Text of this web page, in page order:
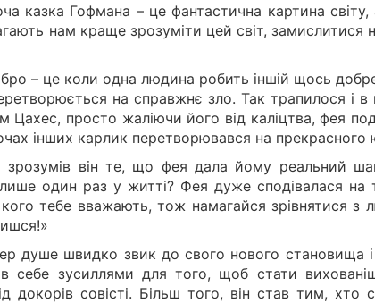
казка Гофмана – це фантастична картина
нам краще зрозуміти цей світ,
– це коли одна людина робить іншій щось
на справжнє зло. Так трапилося і в
Цахес, просто жаліючи його від каліцтва, фея
інших карлик перетворювався на прекрасного
він те, що фея дала йому реальний
один раз у житті? Фея дуже сподівалася
кого тебе вважають, тож намагайся зрівнятися з
душе швидко звик до свого нового становища
себе зусиллями для того, щоб стати
докорів совісті. Більш того, він став тим, хто